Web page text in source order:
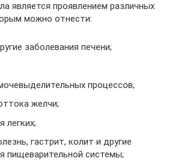
является проявлением различных
можно отнести:
заболевания печени;
процессов;
желчи;
легких;
гастрит, колит и другие
пищеварительной системы;